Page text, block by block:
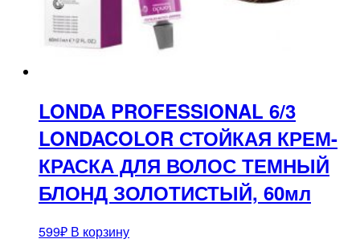
LONDA PROFESSIONAL 6/3
LONDACOLOR СТОЙКАЯ КРЕМ-
КРАСКА ДЛЯ ВОЛОС ТЕМНЫЙ
БЛОНД ЗОЛОТИСТЫЙ, 60мл
599₽ В корзину